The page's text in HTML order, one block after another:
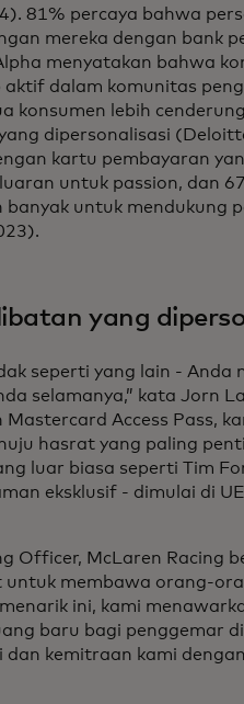
81% percaya bahwa
mereka dengan bank
menyatakan bahwa
dalam komunitas
konsumen lebih
dipersonalisasi
kartu pembayaran
untuk passion, dan
banyak untuk mendukung
yang
seperti yang lain - Anda
selamanya,” kata Jorn
Access Pass,
hasrat yang paling
luar biasa seperti Tim
eksklusif - dimulai di
Officer, McLaren Racing
untuk membawa orang-
ini, kami
baru bagi penggemar
kemitraan kami